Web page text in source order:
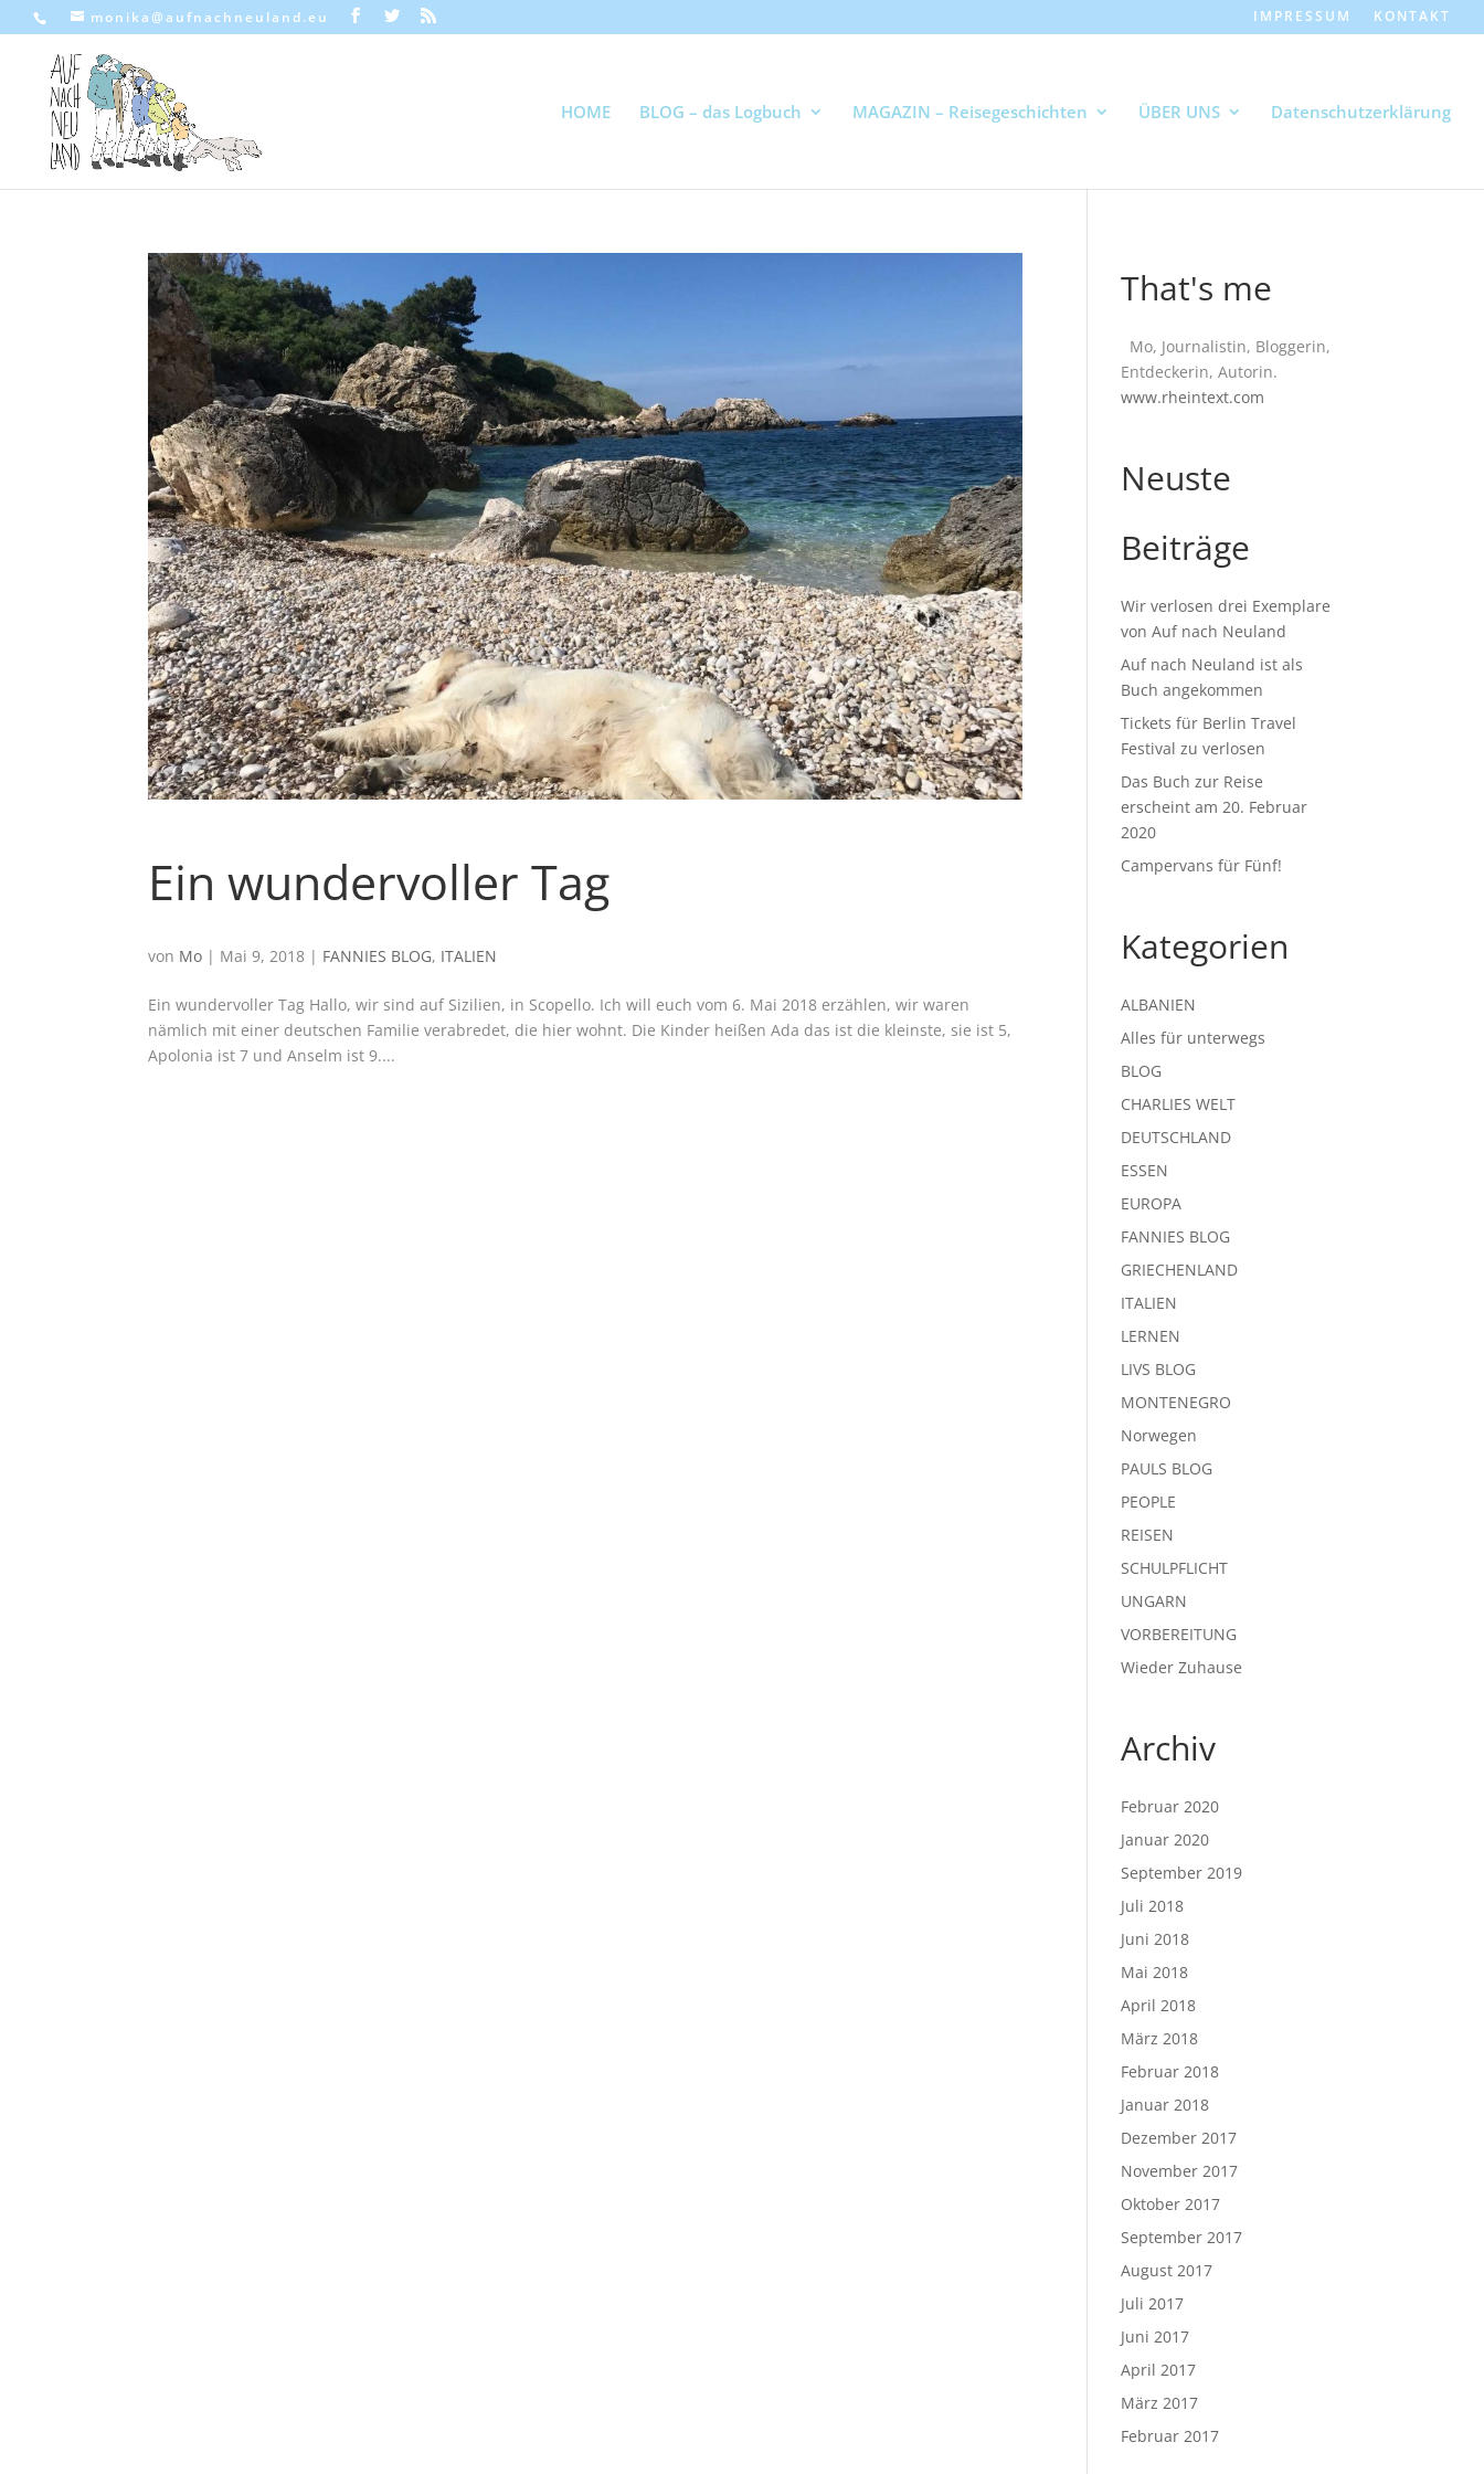
monika@aufnachneuland.eu IMPRESSUM KONTAKT
HOME BLOG – das Logbuch MAGAZIN – Reisegeschichten ÜBER UNS Datenschutzerklärung
Ein wundervoller Tag
von Mo | Mai 9, 2018 | FANNIES BLOG, ITALIEN
Ein wundervoller Tag Hallo, wir sind auf Sizilien, in Scopello. Ich will euch vom 6. Mai 2018 erzählen, wir waren
nämlich mit einer deutschen Familie verabredet, die hier wohnt. Die Kinder heißen Ada das ist die kleinste, sie ist 5,
Apolonia ist 7 und Anselm ist 9....
That's me
Mo, Journalistin, Bloggerin,
Entdeckerin, Autorin.
www.rheintext.com
Neuste
Beiträge
Wir verlosen drei Exemplare
von Auf nach Neuland
Auf nach Neuland ist als
Buch angekommen
Tickets für Berlin Travel
Festival zu verlosen
Das Buch zur Reise
erscheint am 20. Februar
2020
Campervans für Fünf!
Kategorien
ALBANIEN
Alles für unterwegs
BLOG
CHARLIES WELT
DEUTSCHLAND
ESSEN
EUROPA
FANNIES BLOG
GRIECHENLAND
ITALIEN
LERNEN
LIVS BLOG
MONTENEGRO
Norwegen
PAULS BLOG
PEOPLE
REISEN
SCHULPFLICHT
UNGARN
VORBEREITUNG
Wieder Zuhause
Archiv
Februar 2020
Januar 2020
September 2019
Juli 2018
Juni 2018
Mai 2018
April 2018
März 2018
Februar 2018
Januar 2018
Dezember 2017
November 2017
Oktober 2017
September 2017
August 2017
Juli 2017
Juni 2017
April 2017
März 2017
Februar 2017